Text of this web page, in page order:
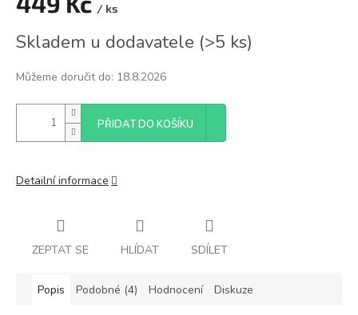
/ ks
cena:
Skladem u dodavatele (>5 ks)
Můžeme doručit do: 18.8.2026
PŘIDAT DO KOŠÍKU
Detailní informace
ZEPTAT SE HLÍDAT SDÍLET
Popis Podobné (4) Hodnocení Diskuze